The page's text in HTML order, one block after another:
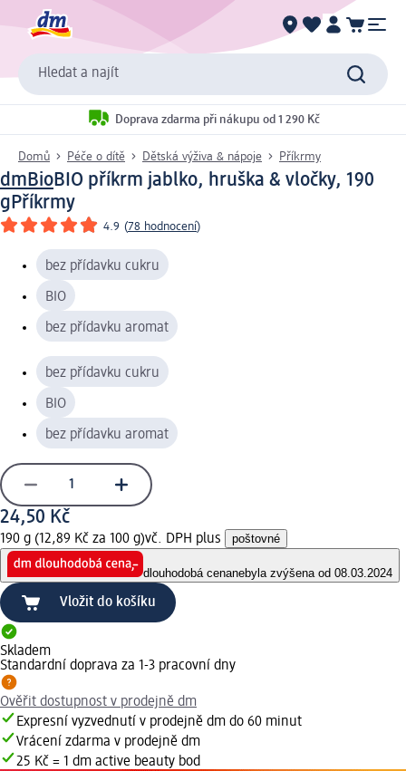
Hledat a najít
Doprava zdarma při nákupu od 1 290 Kč
Domů Péče o dítě Dětská výživa & nápoje Příkrmy
dmBioBIO příkrm jablko, hruška & vločky, 190
gPříkrmy
4.9 (78 hodnocení)
bez přídavku cukru
BIO
bez přídavku aromat
bez přídavku cukru
BIO
bez přídavku aromat
24,50 Kč
190 g (12,89 Kč za 100 g)vč. DPH plus poštovné
dlouhodobá cenanebyla zvýšena od 08.03.2024
Vložit do košíku
Skladem
Standardní doprava za 1-3 pracovní dny
Ověřit dostupnost v prodejně dm
Expresní vyzvednutí v prodejně dm do 60 minut
Vrácení zdarma v prodejně dm
25 Kč = 1 dm active beauty bod